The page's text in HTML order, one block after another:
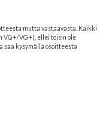
mutta vastaavasta. Kaikki
VG+/VG+), ellei toisin ole
saa kysymällä osoitteesta